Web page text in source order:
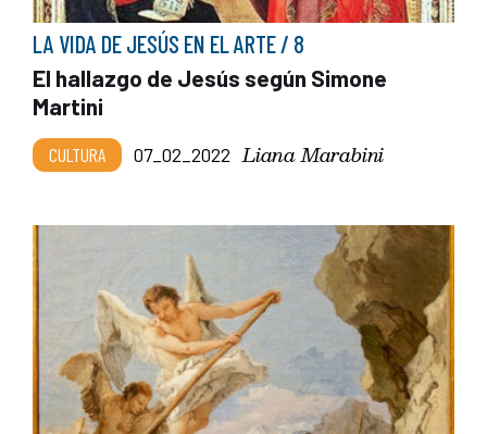
LA VIDA DE JESÚS EN EL ARTE / 8
El hallazgo de Jesús según Simone
Martini
CULTURA 07_02_2022 Liana Marabini